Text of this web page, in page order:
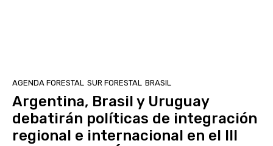
AGENDA FORESTAL SUR FORESTAL BRASIL
Argentina, Brasil y Uruguay
debatirán políticas de integración
regional e internacional en el III